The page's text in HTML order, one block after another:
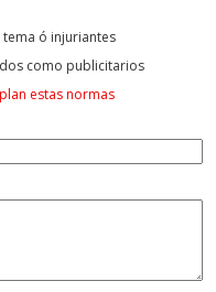
ó injuriantes
como publicitarios
estas normas